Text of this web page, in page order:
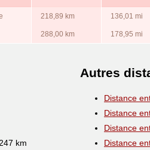
218,89 km 136,01 mi
288,00 km 178,95 mi
km
Autres
Distance
Distance
Distance
Distance